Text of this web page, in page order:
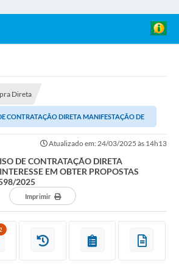
Direta
CONTRATAÇÃO DIRETA MANIFESTAÇÃO DE
Atualizado em: 24/03/2025 às 14h13
DE CONTRATAÇÃO DIRETA
EM OBTER PROPOSTAS
2025
Imprimir